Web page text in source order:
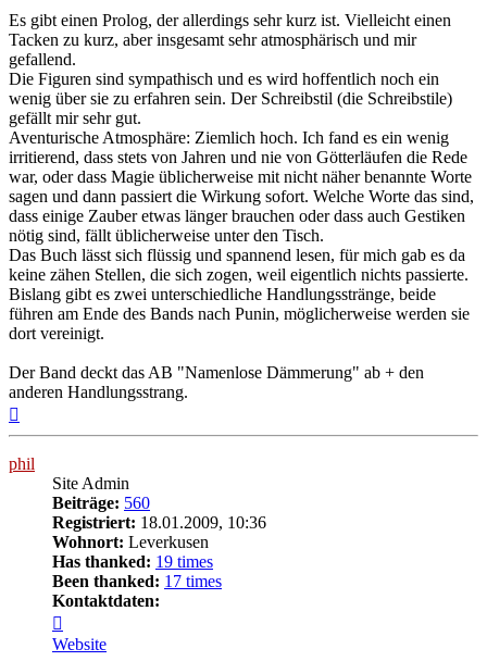
Es gibt einen Prolog, der allerdings sehr kurz ist. Vielleicht einen
Tacken zu kurz, aber insgesamt sehr atmosphärisch und mir
gefallend.
Die Figuren sind sympathisch und es wird hoffentlich noch ein
wenig über sie zu erfahren sein. Der Schreibstil (die Schreibstile)
gefällt mir sehr gut.
Aventurische Atmosphäre: Ziemlich hoch. Ich fand es ein wenig
irritierend, dass stets von Jahren und nie von Götterläufen die Rede
war, oder dass Magie üblicherweise mit nicht näher benannte Worte
sagen und dann passiert die Wirkung sofort. Welche Worte das sind,
dass einige Zauber etwas länger brauchen oder dass auch Gestiken
nötig sind, fällt üblicherweise unter den Tisch.
Das Buch lässt sich flüssig und spannend lesen, für mich gab es da
keine zähen Stellen, die sich zogen, weil eigentlich nichts passierte.
Bislang gibt es zwei unterschiedliche Handlungsstränge, beide
führen am Ende des Bands nach Punin, möglicherweise werden sie
dort vereinigt.
Der Band deckt das AB "Namenlose Dämmerung" ab + den
anderen Handlungsstrang.
phil
Site Admin
Beiträge: 560
Registriert: 18.01.2009, 10:36
Wohnort: Leverkusen
Has thanked: 19 times
Been thanked: 17 times
Kontaktdaten:
von
Website